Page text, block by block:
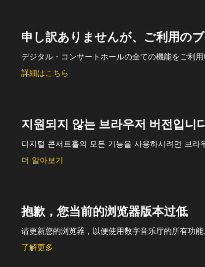
申し訳ありませんが、ご利用の
デジタル・コンサートホールの全ての機能をご利
詳細はこちら
지원되지 않는 브라우저 버전입니
디지털 콘서트홀의 모든 기능을 사용하시려면 브라
더 알아보기
抱歉，您当前的浏览器版本过低
请更新您的浏览器，以便使用数字音乐厅的所有功能
了解更多